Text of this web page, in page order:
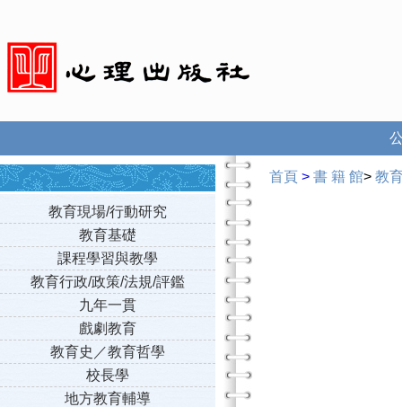
教育現場/行動研究
教育基礎
課程學習與教學
教育行政/政策/法規/評鑑
九年一貫
戲劇教育
教育史／教育哲學
校長學
地方教育輔導
首頁 > 書 籍 館> 教